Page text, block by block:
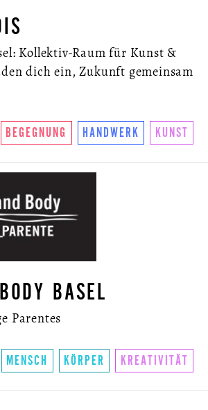
Kollektiv-Raum für Kunst &
dich ein, Zukunft gemeinsam
BEGEGNUNG HANDWERK KUNST
BASEL
Parentes
MENSCH KÖRPER KREATIVITÄT